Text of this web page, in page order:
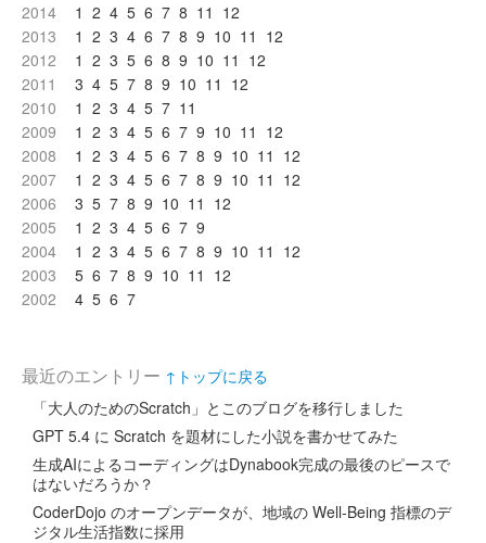
2014
1 2 4 5 6 7 8 11 12
2013
1 2 3 4 6 7 8 9 10 11 12
2012
1 2 3 5 6 8 9 10 11 12
2011
3 4 5 7 8 9 10 11 12
2010
1 2 3 4 5 7 11
2009
1 2 3 4 5 6 7 9 10 11 12
2008
1 2 3 4 5 6 7 8 9 10 11 12
2007
1 2 3 4 5 6 7 8 9 10 11 12
2006
3 5 7 8 9 10 11 12
2005
1 2 3 4 5 6 7 9
2004
1 2 3 4 5 6 7 8 9 10 11 12
2003
5 6 7 8 9 10 11 12
2002
4 5 6 7
最近のエントリー ↑トップに戻る
「大人のためのScratch」とこのブログを移行しました
GPT 5.4 に Scratch を題材にした小説を書かせてみた
生成AIによるコーディングはDynabook完成の最後のピースで
はないだろうか？
CoderDojo のオープンデータが、地域の Well-Being 指標のデ
ジタル生活指数に採用